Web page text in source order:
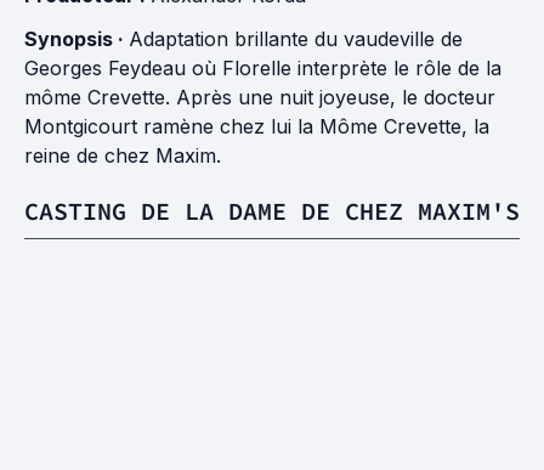
Synopsis · Adaptation brillante du vaudeville de
Georges Feydeau où Florelle interprète le rôle de la
môme Crevette. Après une nuit joyeuse, le docteur
Montgicourt ramène chez lui la Môme Crevette, la
reine de chez Maxim.
CASTING DE LA DAME DE CHEZ MAXIM'S